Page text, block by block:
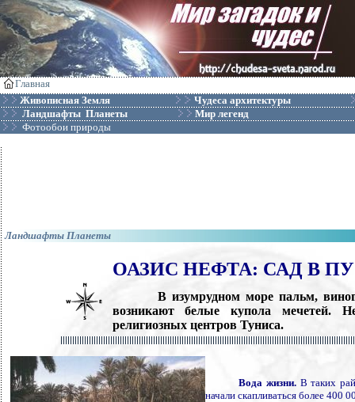
Главная
Живописная Земля
Чудеса архитектуры
Ландшафты Планеты
Мир легенд
Фотообои природы
Ландшафты Планеты
ОАЗИС НЕФТА: САД В
В изумрудном море пальм,
возникают белые купола
религиозных центров Туниса.
Вода жизни.В таких
начали скапливаться более 400